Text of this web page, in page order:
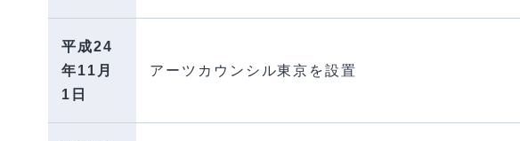
平成24
年11月
1日
アーツカウンシル東京を設置